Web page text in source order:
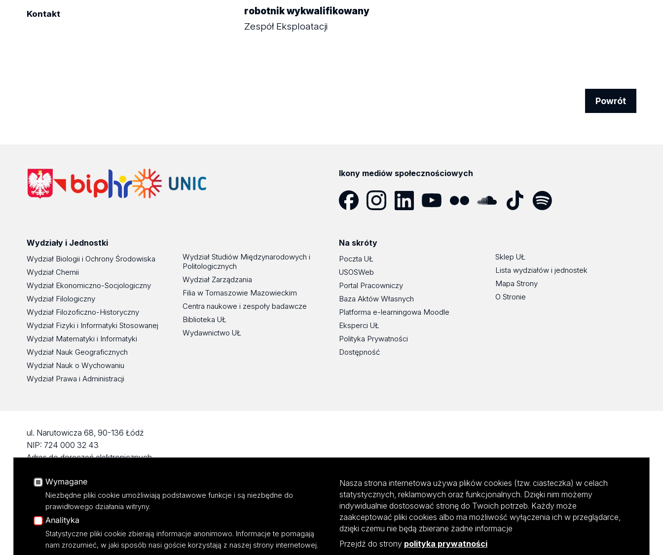
Kontakt
robotnik wykwalifikowany
Zespół Eksploatacji
Powrót
Ikony mediów społecznościowych
Wydziały i Jednostki
Wydział Biologii i Ochrony Środowiska
Wydział Chemii
Wydział Ekonomiczno-Socjologiczny
Wydział Filologiczny
Wydział Filozoficzno-Historyczny
Wydział Fizyki i Informatyki Stosowanej
Wydział Matematyki i Informatyki
Wydział Nauk Geograficznych
Wydział Nauk o Wychowaniu
Wydział Prawa i Administracji
Wydział Studiów Międzynarodowych i
Politologicznych
Wydział Zarządzania
Filia w Tomaszowie Mazowieckim
Centra naukowe i zespoły badawcze
Biblioteka UŁ
Wydawnictwo UŁ
Na skróty
Poczta UŁ
USOSWeb
Portal Pracowniczy
Baza Aktów Własnych
Platforma e-learningowa Moodle
Eksperci UŁ
Polityka Prywatności
Dostępność
Sklep UŁ
Lista wydziałów i jednostek
Mapa Strony
O Stronie
ul. Narutowicza 68, 90-136 Łódź
NIP: 724 000 32 43
Adres do doręczeń elektronicznych
KONTAKT
Wymagane
Niezbędne pliki cookie umożliwiają podstawowe funkcje i są niezbędne do
prawidłowego działania witryny.
Analityka
Statystyczne pliki cookie zbierają informacje anonimowo. Informacje te pomagają
nam zrozumieć, w jaki sposób nasi goście korzystają z naszej strony internetowej.
Nasza strona internetowa używa plików cookies (tzw. ciasteczka) w celach
statystycznych, reklamowych oraz funkcjonalnych. Dzięki nim możemy
indywidualnie dostosować stronę do Twoich potrzeb. Każdy może
zaakceptować pliki cookies albo ma możliwość wyłączenia ich w przeglądarce,
dzięki czemu nie będą zbierane żadne informacje
Przejdź do strony polityka prywatności